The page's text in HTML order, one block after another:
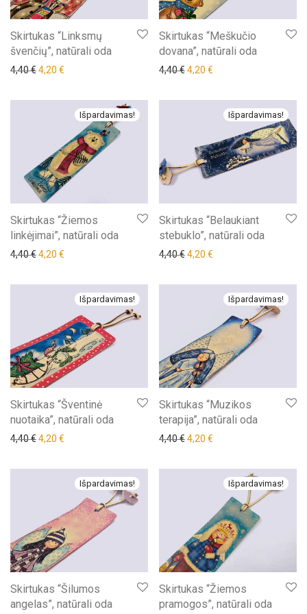
Skirtukas “Linksmų
švenčių”, natūrali oda
4,40€Original price was: 4,40 €.
4,20 € Current price is: 4,20 €.
Skirtukas “Meškučio
dovana”, natūrali oda
4,40€Original price was: 4,40 €.
4,20 €
Išpardavimas!
Skirtukas “Žiemos
linkėjimai”, natūrali oda
4,40€Original price was: 4,40 €.
4,20 € Current price is: 4,20 €.
Išpardavimas!
Skirtukas “Belaukiant
stebuklo”, natūrali oda
4,40€Original price was: 4,40 €.
4,20 €
Išpardavimas!
Skirtukas “Šventinė
nuotaika”, natūrali oda
4,40€Original price was: 4,40 €.
4,20 € Current price is: 4,20 €.
Išpardavimas!
Skirtukas “Muzikos
terapija”, natūrali oda
4,40€Original price was: 4,40 €.
4,20 €
Išpardavimas!
Skirtukas “Šilumos
angelas”, natūrali oda
Išpardavimas!
Skirtukas “Žiemos
pramogos”, natūrali oda